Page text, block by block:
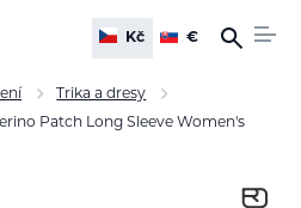
Kč €
Trika a dresy
Patch Long Sleeve Women's